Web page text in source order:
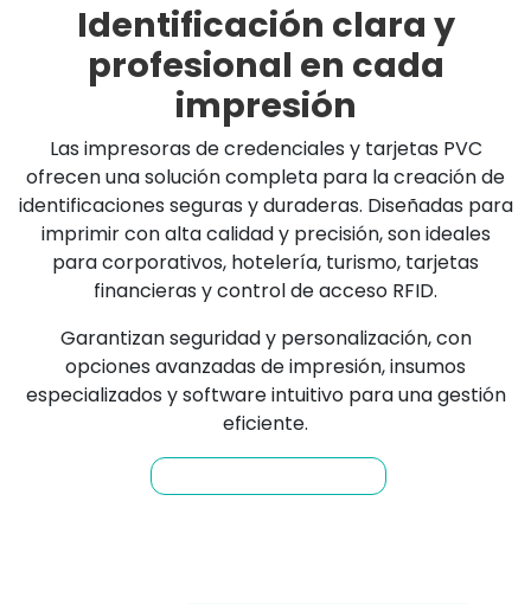
Identificación clara y
profesional en cada
impresión
Las impresoras de credenciales y tarjetas PVC
ofrecen una solución completa para la creación de
identificaciones seguras y duraderas. Diseñadas para
imprimir con alta calidad y precisión, son ideales
para corporativos, hotelería, turismo, tarjetas
financieras y control de acceso RFID.
Garantizan seguridad y personalización, con
opciones avanzadas de impresión, insumos
especializados y software intuitivo para una gestión
eficiente.